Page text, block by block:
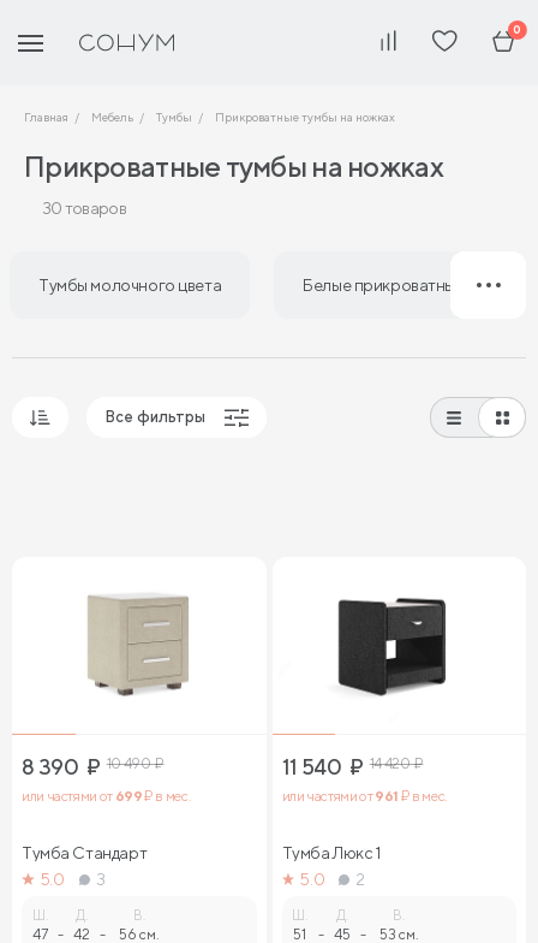
0
Главная Мебель Тумбы Прикроватные тумбы на ножках
Прикроватные тумбы на ножках
30 товаров
Тумбы молочного цвета Белые прикроватные тумбы
Все фильтры
8 390 ₽ 10 490₽
или частями от 699₽ в мес.
Тумба Стандарт
5.0
3
Ш.
47 -
Д.
42 -
В.
56 см.
11 540 ₽ 14 420₽
или частями от961 ₽ в мес.
Тумба Люкс 1
5.0
2
Ш.
51 -
Д.
45 -
В.
53 см.